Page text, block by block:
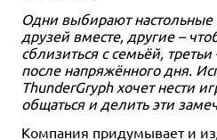
Одни выбирают настольные
друзей вместе, другие –
сблизиться с семьёй,
после напряжённого дня.
ThunderGryph хочет нести
общаться и делить эти
Компания придумывает и